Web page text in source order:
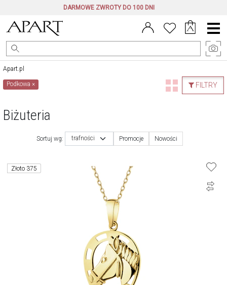
DARMOWE ZWROTY DO 100 DNI
Menu
główne
Apart.pl
FILTRY
Podkowa×
Biżuteria
Sortuj wg: trafności Promocje Nowości
Złoto 375